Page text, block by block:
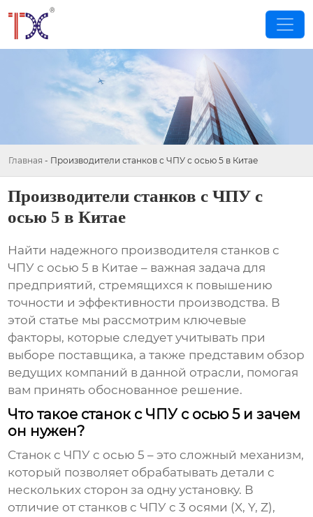
Главная - Производители станков с ЧПУ с осью 5 в Китае
Производители станков с ЧПУ с
осью 5 в Китае
Найти надежного производителя станков с
ЧПУ с осью 5 в Китае – важная задача для
предприятий, стремящихся к повышению
точности и эффективности производства. В
этой статье мы рассмотрим ключевые
факторы, которые следует учитывать при
выборе поставщика, а также представим обзор
ведущих компаний в данной отрасли, помогая
вам принять обоснованное решение.
Что такое станок с ЧПУ с осью 5 и зачем
он нужен?
Станок с ЧПУ с осью 5 – это сложный механизм,
который позволяет обрабатывать детали с
нескольких сторон за одну установку. В
отличие от станков с ЧПУ с 3 осями (X, Y, Z),